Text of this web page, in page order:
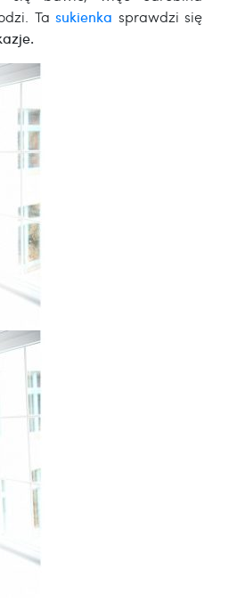
Ta sukienka sprawdzi się